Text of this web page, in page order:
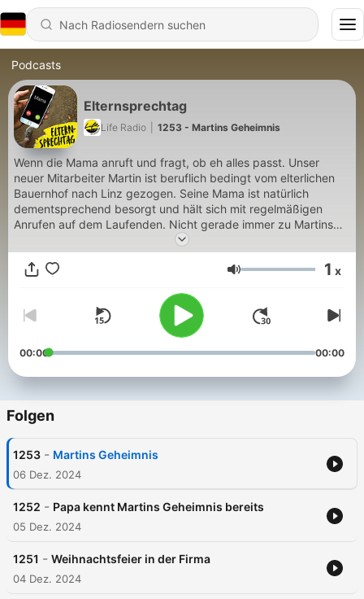
Podcasts
Elternsprechtag
Life Radio 1253 - Martins Geheimnis
Wenn die Mama anruft und fragt, ob eh alles passt. Unser
neuer Mitarbeiter Martin ist beruflich bedingt vom elterlichen
Bauernhof nach Linz gezogen. Seine Mama ist natürlich
dementsprechend besorgt und hält sich mit regelmäßigen
Anrufen auf dem Laufenden. Nicht gerade immer zu Martins
Freude! Du hast Feedback zum Podcast? Schreib uns an
podcast@liferadio.at!
Lautstärke 1 x
00:00 00:00
Folgen
1253 - Martins Geheimnis
06 Dez. 2024
1252 - Papa kennt Martins Geheimnis bereits
05 Dez. 2024
1251 - Weihnachtsfeier in der Firma
04 Dez. 2024